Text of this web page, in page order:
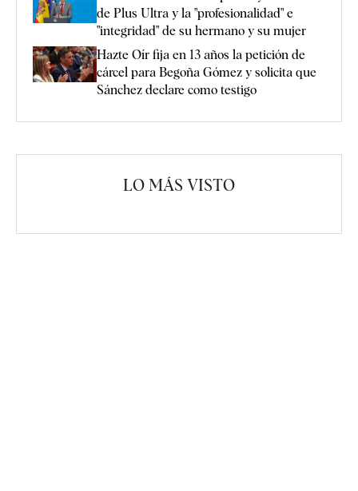
de Plus Ultra y la "profesionalidad" e
"integridad" de su hermano y su mujer
Hazte Oír fija en 13 años la petición de
cárcel para Begoña Gómez y solicita que
Sánchez declare como testigo
LO MÁS VISTO